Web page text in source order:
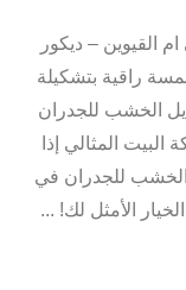
القيوين – ديكور
راقية بتشكيلة
الخشب للجدران
المثالي إذا
للجدران في
الأمثل لك! ...